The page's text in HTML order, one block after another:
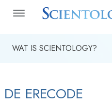
WAT IS SCIENTOLOGY?
DE ERECODE